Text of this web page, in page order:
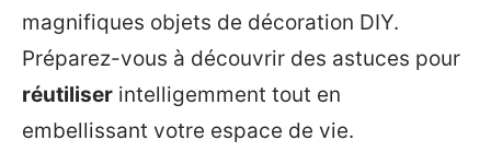
magnifiques objets de décoration DIY.
Préparez-vous à découvrir des astuces pour
réutiliser intelligemment tout en
embellissant votre espace de vie.